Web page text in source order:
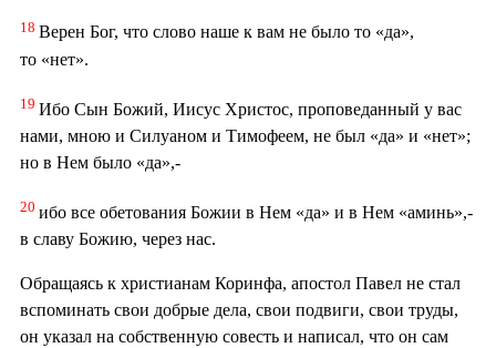
18 Верен Бог, что слово наше к вам не было то «да»,
то «нет».
19 Ибо Сын Божий, Иисус Христос, проповеданный у вас
нами, мною и Силуаном и Тимофеем, не был «да» и «нет»;
но в Нем было «да»,-
20 ибо все обетования Божии в Нем «да» и в Нем «аминь»,-
в славу Божию, через нас.
Обращаясь к христианам Коринфа, апостол Павел не стал
вспоминать свои добрые дела, свои подвиги, свои труды,
он указал на собственную совесть и написал, что он сам